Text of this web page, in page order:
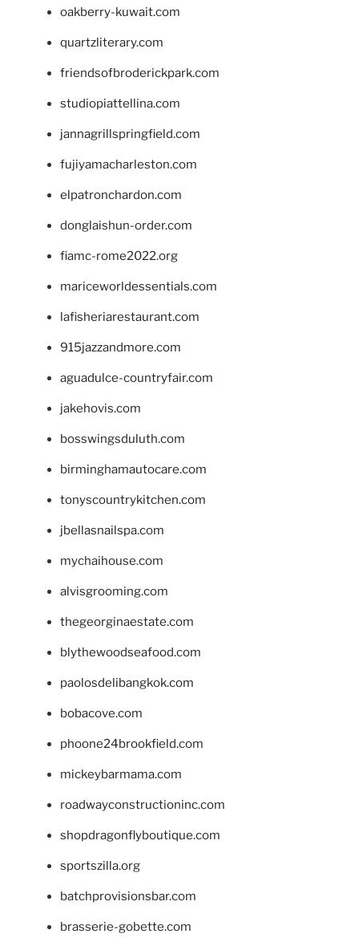
oakberry-kuwait.com
quartzliterary.com
friendsofbroderickpark.com
studiopiattellina.com
jannagrillspringfield.com
fujiyamacharleston.com
elpatronchardon.com
donglaishun-order.com
fiamc-rome2022.org
mariceworldessentials.com
lafisheriarestaurant.com
915jazzandmore.com
aguadulce-countryfair.com
jakehovis.com
bosswingsduluth.com
birminghamautocare.com
tonyscountrykitchen.com
jbellasnailspa.com
mychaihouse.com
alvisgrooming.com
thegeorginaestate.com
blythewoodseafood.com
paolosdelibangkok.com
bobacove.com
phoone24brookfield.com
mickeybarmama.com
roadwayconstructioninc.com
shopdragonflyboutique.com
sportszilla.org
batchprovisionsbar.com
brasserie-gobette.com